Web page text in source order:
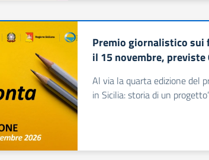
Premio giornalistico sui
il 15 novembre,
Al via la quarta edizione del
in Sicilia: storia di un